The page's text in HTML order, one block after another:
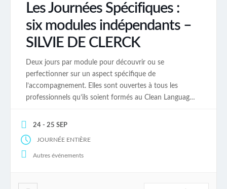
Les Journées Spécifiques :
six modules indépendants –
SILVIE DE CLERCK
Deux jours par module pour découvrir ou se
perfectionner sur un aspect spécifique de
l’accompagnement. Elles sont ouvertes à tous les
professionnels qu’ils soient formés au Clean Language
Certification Clean. Percevoir, rendre visible,
métaphores personnelles dans […]
24 - 25 SEP
JOURNÉE ENTIÈRE
Autres événements